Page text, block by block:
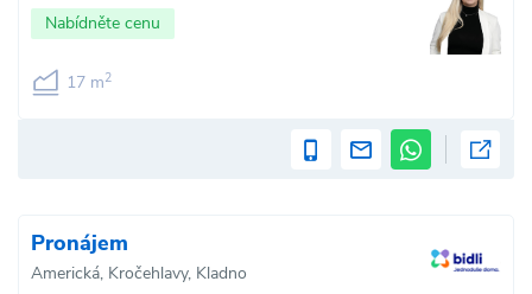
Nabídněte cenu
17 m2
Pronájem
Americká, Kročehlavy, Kladno